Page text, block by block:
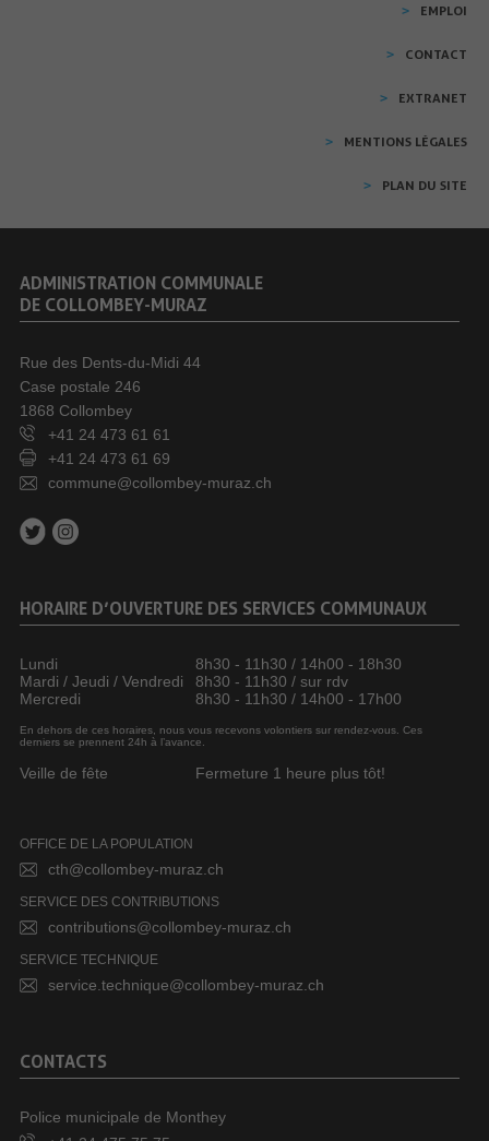
EMPLOI
CONTACT
EXTRANET
MENTIONS LÉGALES
PLAN DU SITE
ADMINISTRATION COMMUNALE
DE COLLOMBEY-MURAZ
Rue des Dents-du-Midi 44
Case postale 246
1868 Collombey
+41 24 473 61 61
+41 24 473 61 69
commune@collombey-muraz.ch
HORAIRE D’OUVERTURE DES SERVICES COMMUNAUX
Lundi
8h30 - 11h30 / 14h00 - 18h30
Mardi / Jeudi / Vendredi
8h30 - 11h30 / sur rdv
Mercredi
8h30 - 11h30 / 14h00 - 17h00
En dehors de ces horaires, nous vous recevons volontiers sur rendez-vous. Ces
derniers se prennent 24h à l’avance.
Veille de fête Fermeture 1 heure plus tôt!
OFFICE DE LA POPULATION
cth@collombey-muraz.ch
SERVICE DES CONTRIBUTIONS
contributions@collombey-muraz.ch
SERVICE TECHNIQUE
service.technique@collombey-muraz.ch
CONTACTS
Police municipale de Monthey